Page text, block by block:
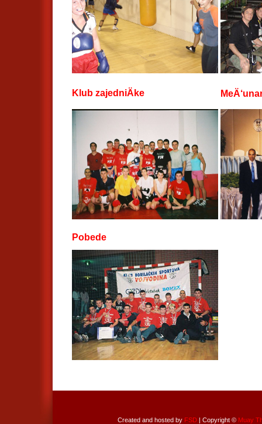
Klub zajedniÄke
Pobede
Created and hosted by FSD| Copyright © Muay